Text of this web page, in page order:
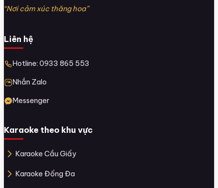
“Nơi cảm xúc thăng hoa”
Liên hệ
Hotline: 0933 865 553
Nhắn Zalo
Messenger
Karaoke theo khu vực
Karaoke Cầu Giấy
Karaoke Đống Đa